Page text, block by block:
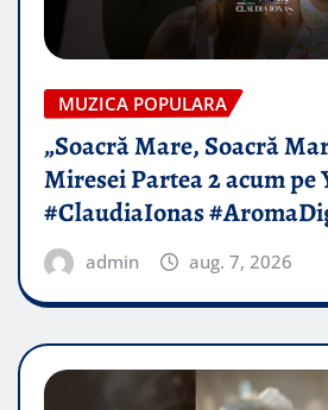
MUZICA POPULARA
„Soacră Mare, Soacră
Miresei Partea 2 acum pe
#ClaudiaIonas
admin aug. 7, 2026